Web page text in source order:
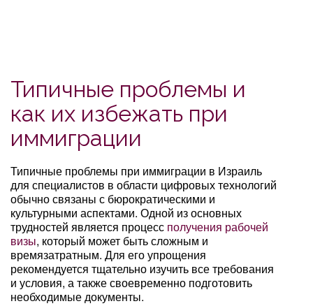
Типичные проблемы и
как их избежать при
иммиграции
Типичные проблемы при иммиграции в Израиль
для специалистов в области цифровых технологий
обычно связаны с бюрократическими и
культурными аспектами. Одной из основных
трудностей является процесс получения рабочей
визы, который может быть сложным и
времязатратным. Для его упрощения
рекомендуется тщательно изучить все требования
и условия, а также своевременно подготовить
необходимые документы.